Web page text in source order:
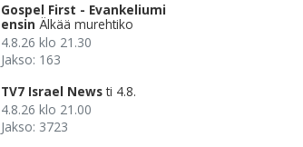
Gospel First - Evankeliumi
ensin Älkää murehtiko
4.8.26 klo 21.30
Jakso: 163
TV7 Israel News ti 4.8.
4.8.26 klo 21.00
Jakso: 3723